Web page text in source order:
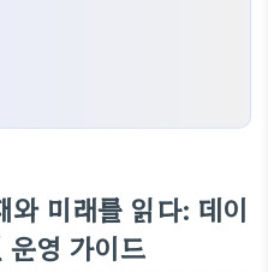
와 미래를 읽다: 데이
운영 가이드